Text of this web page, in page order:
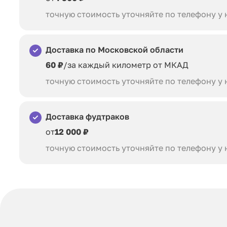
точную стоимость уточняйте по телефону
Доставка по Московской области
60 ₽/за каждый километр от МКАД
точную стоимость уточняйте по телефону
Доставка фудтраков
от12 000 ₽
точную стоимость уточняйте по телефону